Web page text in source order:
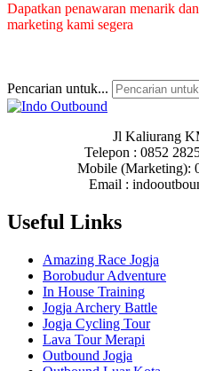
Dapatkan penawaran menarik
marketing kami segera
Pencarian untuk...
Jl Kaliurang
Telepon : 0852
Mobile (Marketing):
Email :
Useful Links
Amazing Race Jogja
Borobudur Adventure
In House Training
Jogja Archery Battle
Jogja Cycling Tour
Lava Tour Merapi
Outbound Jogja